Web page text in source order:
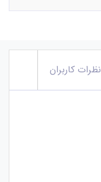
نظرات کاربران